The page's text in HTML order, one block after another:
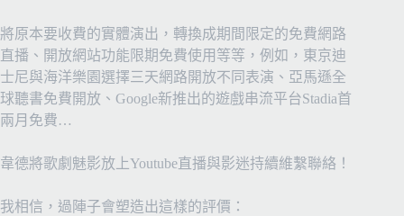
將原本要收費的實體演出，轉換成期間限定的免費網路
直播、開放網站功能限期免費使用等等，例如，東京迪
士尼與海洋樂園選擇三天網路開放不同表演、亞馬遜全
球聽書免費開放、Google新推出的遊戲串流平台Stadia首
兩月免費…
韋德將歌劇魅影放上Youtube直播與影迷持續維繫聯絡！
我相信，過陣子會塑造出這樣的評價：